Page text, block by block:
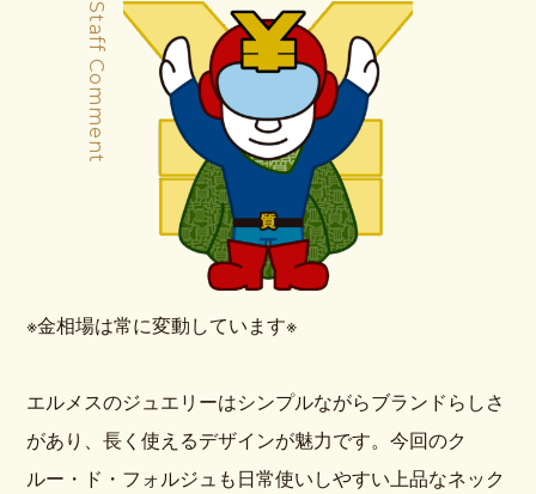
Staff Comment
※金相場は常に変動しています※
エルメスのジュエリーはシンプルながらブランドらしさ
があり、長く使えるデザインが魅力です。今回のク
ルー・ド・フォルジュも日常使いしやすい上品なネック